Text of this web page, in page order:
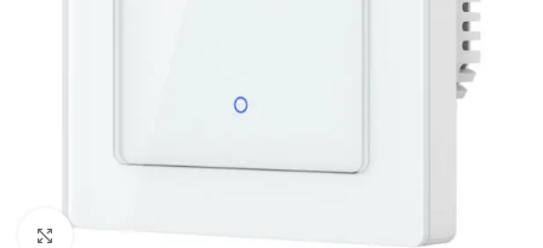
Noklikšķiniet, lai palielinātu